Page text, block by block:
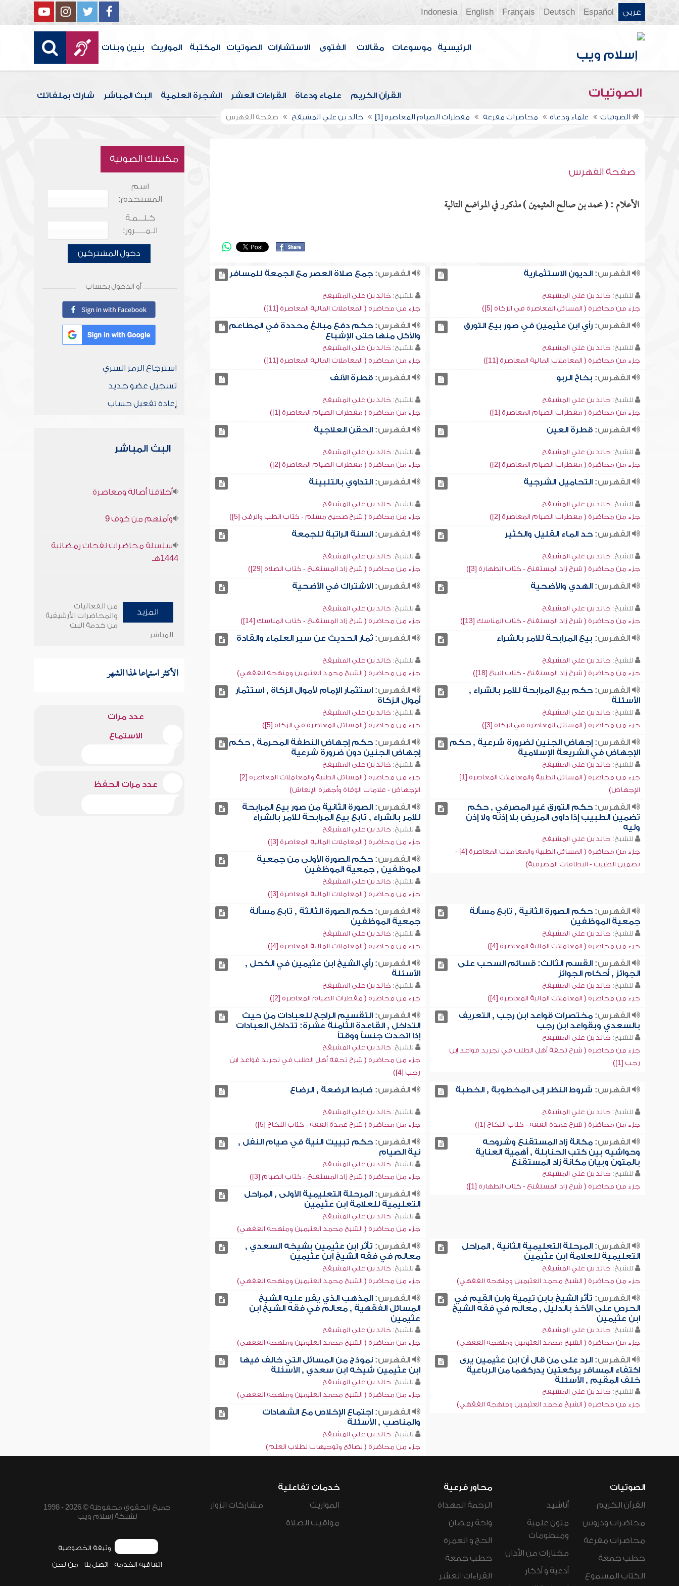
عربي Español
Deutsch
Français
English
Indonesia
الرئيسية موسوعات مقالات الفتوى الاستشارات الصوتيات المكتبة المواريث بنين وبنات
الصوتيات القرآن الكريم علماء ودعاة القراءات العشر الشجرة العلمية البث المباشر شارك بملفاتك
الصوتيات علماء ودعاة محاضرات مفرغة مفطرات الصيام المعاصرة [1] خالد بن علي المشيقح صفحة الفهرس
صفحة الفهرس
الأعلام : ( محمد بن صالح العثيمين ) مذكور في المواضع التالية
الفهرس:الديون الاستثمارية
للشيخ: خالد بن علي المشيقح
جزء من محاضرة ( المسائل المعاصرة في الزكاة [5])
الفهرس: جمع صلاة العصر مع الجمعة للمسافر
للشيخ: خالد بن علي المشيقح
جزء من محاضرة ( المعاملات المالية المعاصرة [11])
الفهرس:رأي ابن عثيمين في صور بيع التورق
للشيخ: خالد بن علي المشيقح
جزء من محاضرة ( المعاملات المالية المعاصرة [11])
الفهرس: حكم دفع مبالغ محددة في المطاعم
والأكل منها حتى الإشباع
للشيخ: خالد بن علي المشيقح
جزء من محاضرة ( المعاملات المالية المعاصرة [11])
الفهرس: بخاخ الربو
للشيخ: خالد بن علي المشيقح
جزء من محاضرة ( مفطرات الصيام المعاصرة [1])
الفهرس: قطرة الأنف
للشيخ: خالد بن علي المشيقح
جزء من محاضرة ( مفطرات الصيام المعاصرة [1])
الفهرس:قطرة العين
للشيخ: خالد بن علي المشيقح
جزء من محاضرة ( مفطرات الصيام المعاصرة [2])
الفهرس: الحقن العلاجية
للشيخ: خالد بن علي المشيقح
جزء من محاضرة ( مفطرات الصيام المعاصرة [2])
الفهرس:التحاميل الشرجية
للشيخ: خالد بن علي المشيقح
جزء من محاضرة ( مفطرات الصيام المعاصرة [2])
الفهرس: التداوي بالتلبينة
للشيخ: خالد بن علي المشيقح
جزء من محاضرة ( شرح صحيح مسلم - كتاب الطب والرقى [5])
الفهرس:حد الماء القليل والكثير
للشيخ: خالد بن علي المشيقح
جزء من محاضرة ( شرح زاد المستقنع - كتاب الطهارة [3])
الفهرس: السنة الراتبة للجمعة
للشيخ: خالد بن علي المشيقح
جزء من محاضرة ( شرح زاد المستقنع - كتاب الصلاة [29])
الفهرس:الهدي والأضحية
للشيخ: خالد بن علي المشيقح
جزء من محاضرة ( شرح زاد المستقنع - كتاب المناسك [13])
الفهرس: الاشتراك في الأضحية
للشيخ: خالد بن علي المشيقح
جزء من محاضرة ( شرح زاد المستقنع - كتاب المناسك [14])
الفهرس: بيع المرابحة للآمر بالشراء
للشيخ: خالد بن علي المشيقح
جزء من محاضرة ( شرح زاد المستقنع - كتاب البيع [18])
الفهرس: ثمار الحديث عن سير العلماء والقادة
للشيخ: خالد بن علي المشيقح
جزء من محاضرة ( الشيخ محمد العثيمين ومنهجه الفقهي)
الفهرس:حكم بيع المرابحة للآمر بالشراء ,
الأسئلة
للشيخ: خالد بن علي المشيقح
جزء من محاضرة ( المسائل المعاصرة في الزكاة [3])
الفهرس: استثمار الإمام لأموال الزكاة , استثمار
أموال الزكاة
للشيخ: خالد بن علي المشيقح
جزء من محاضرة ( المسائل المعاصرة في الزكاة [5])
الفهرس:إجهاض الجنين لضرورة شرعية , حكم
الإجهاض في الشريعة الإسلامية
للشيخ: خالد بن علي المشيقح
جزء من محاضرة ( المسائل الطبية والمعاملات المعاصرة [1]
الإجهاض)
الفهرس: حكم إجهاض النطفة المحرمة , حكم
إجهاض الجنين دون ضرورة شرعية
للشيخ: خالد بن علي المشيقح
جزء من محاضرة ( المسائل الطبية والمعاملات المعاصرة [2]
الإجهاض - علامات الوفاة وأجهزة الإنعاش)
الفهرس:حكم التورق غير المصرفي , حكم
تضمين الطبيب إذا داوى المريض بلا إذنه ولا إذن
وليه
للشيخ: خالد بن علي المشيقح
جزء من محاضرة ( المسائل الطبية والمعاملات المعاصرة [4] -
تضمين الطبيب - البطاقات المصرفية)
الفهرس: الصورة الثانية من صور بيع المرابحة
للآمر بالشراء , تابع بيع المرابحة للآمر بالشراء
للشيخ: خالد بن علي المشيقح
جزء من محاضرة ( المعاملات المالية المعاصرة [3])
الفهرس: حكم الصورة الأولى من جمعية
الموظفين , جمعية الموظفين
للشيخ: خالد بن علي المشيقح
جزء من محاضرة ( المعاملات المالية المعاصرة [3])
الفهرس:حكم الصورة الثانية , تابع مسألة
جمعية الموظفين
للشيخ: خالد بن علي المشيقح
جزء من محاضرة ( المعاملات المالية المعاصرة [4])
الفهرس: حكم الصورة الثالثة , تابع مسألة
جمعية الموظفين
للشيخ: خالد بن علي المشيقح
جزء من محاضرة ( المعاملات المالية المعاصرة [4])
الفهرس:القسم الثالث: قسائم السحب على
الجوائز , أحكام الجوائز
للشيخ: خالد بن علي المشيقح
جزء من محاضرة ( المعاملات المالية المعاصرة [4])
الفهرس: رأي الشيخ ابن عثيمين في الكحل ,
الأسئلة
للشيخ: خالد بن علي المشيقح
جزء من محاضرة ( مفطرات الصيام المعاصرة [2])
الفهرس:مختصرات قواعد ابن رجب , التعريف
بالسعدي وبقواعد ابن رجب
للشيخ: خالد بن علي المشيقح
جزء من محاضرة ( شرح تحفة أهل الطلب في تجريد قواعد ابن
رجب [1])
الفهرس: التقسيم الراجح للعبادات من حيث
التداخل , القاعدة الثامنة عشرة: تتداخل العبادات
إذا اتحدت جنساً ووقتاً
للشيخ: خالد بن علي المشيقح
جزء من محاضرة ( شرح تحفة أهل الطلب في تجريد قواعد ابن
رجب [4])
الفهرس: شروط النظر إلى المخطوبة , الخطبة
للشيخ: خالد بن علي المشيقح
جزء من محاضرة ( شرح عمدة الفقه - كتاب النكاح [1])
الفهرس: ضابط الرضعة , الرضاع
للشيخ: خالد بن علي المشيقح
جزء من محاضرة ( شرح عمدة الفقه - كتاب النكاح [5])
الفهرس:مكانة زاد المستقنع وشروحه
وحواشيه بين كتب الحنابلة , أهمية العناية
بالمتون وبيان مكانة زاد المستقنع
للشيخ: خالد بن علي المشيقح
جزء من محاضرة ( شرح زاد المستقنع - كتاب الطهارة [1])
الفهرس: حكم تبييت النية في صيام النفل ,
نية الصيام
للشيخ: خالد بن علي المشيقح
جزء من محاضرة ( شرح زاد المستقنع - كتاب الصيام [3])
الفهرس: المرحلة التعليمية الأولى , المراحل
التعليمية للعلامة ابن عثيمين
للشيخ: خالد بن علي المشيقح
جزء من محاضرة ( الشيخ محمد العثيمين ومنهجه الفقهي)
الفهرس:المرحلة التعليمية الثانية , المراحل
التعليمية للعلامة ابن عثيمين
للشيخ: خالد بن علي المشيقح
جزء من محاضرة ( الشيخ محمد العثيمين ومنهجه الفقهي)
الفهرس: تأثر ابن عثيمين بشيخه السعدي ,
معالم في فقه الشيخ ابن عثيمين
للشيخ: خالد بن علي المشيقح
جزء من محاضرة ( الشيخ محمد العثيمين ومنهجه الفقهي)
الفهرس: تأثر الشيخ بابن تيمية وابن القيم في
الحرص على الأخذ بالدليل , معالم في فقه الشيخ
ابن عثيمين
للشيخ: خالد بن علي المشيقح
جزء من محاضرة ( الشيخ محمد العثيمين ومنهجه الفقهي)
الفهرس: المذهب الذي يقرر عليه الشيخ
المسائل الفقهية , معالم في فقه الشيخ ابن
عثيمين
للشيخ: خالد بن علي المشيقح
جزء من محاضرة ( الشيخ محمد العثيمين ومنهجه الفقهي)
الفهرس:الرد على من قال أن ابن عثيمين يرى
اكتفاء المسافر بركعتين يدركهما من الرباعية
خلف المقيم , الأسئلة
للشيخ: خالد بن علي المشيقح
جزء من محاضرة ( الشيخ محمد العثيمين ومنهجه الفقهي)
الفهرس: نموذج من المسائل التي خالف فيها
ابن عثيمين شيخه ابن سعدي , الأسئلة
للشيخ: خالد بن علي المشيقح
جزء من محاضرة ( الشيخ محمد العثيمين ومنهجه الفقهي)
الفهرس: اجتماع الإخلاص مع الشهادات
والمناصب , الأسئلة
للشيخ: خالد بن علي المشيقح
جزء من محاضرة ( نصائح وتوجيهات لطلاب العلم)
مكتبتك الصوتية
اسم
المستخدم:
كـلـــمـة
الـمـــــرور:
دخول المشتركين
أو الدخول بحساب
استرجاع الرمز السري
تسجيل عضو جديد
إعادة تفعيل حساب
البث المباشر
أخلاقنا أصالة ومعاصرة
وأمنهم من خوف 9
سلسلة محاضرات نفحات رمضانية
1444هـ
المزيد
من الفعاليات
والمحاضرات الأرشيفية
من خدمة البث
المباشر
الأكثر استماعا لهذا الشهر
عدد مرات
الاستماع
عدد مرات الحفظ
الصوتيات
القرآن الكريم
محاضرات ودروس
محاضرات مفرغة
خطب جمعة
الكتاب المسموع
أناشيد
متون علمية
ومنظومات
مختارات من الأذان
أدعية و أذكار
محاور فرعية
الرحمة المهداة
واحة رمضان
الحج و العمرة
خطب جمعة
القراءات العشر
خدمات تفاعلية
المواريث
مواقيت الصلاة
مشاركات الزوار
جميع الحقوق محفوظة © 2026 - 1998
لشبكة إسلام ويب
وثيقة الخصوصية
اتفاقية الخدمة اتصل بنا من نحن